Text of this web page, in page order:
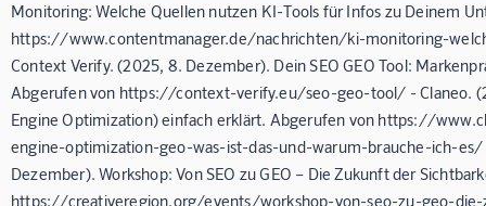
Monitoring: Welche Quellen nutzen KI-Tools für Infos zu Deinem
https://www.contentmanager.de/nachrichten/ki-monitoring-
Context Verify. (2025, 8. Dezember). Dein SEO GEO Tool:
Abgerufen von https://context-verify.eu/seo-geo-tool/ - Claneo.
Engine Optimization) einfach erklärt. Abgerufen von https://
engine-optimization-geo-was-ist-das-und-warum-brauche-ich-es/
Dezember). Workshop: Von SEO zu GEO – Die Zukunft der
https://creativeregion.org/events/workshop-von-seo-zu-geo-